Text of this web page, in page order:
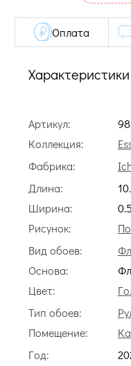
Характеристики
Артикул:
Коллекция:
Фабрика:
Длина:
Ширина:
Рисунок:
Вид обоев:
Основа:
Цвет:
Тип обоев:
Помещение:
Год:
Оплата